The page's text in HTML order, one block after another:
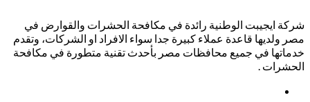
شركة ايجيبت الوطنية رائدة في مكافحة الحشرات والقوارض في
مصر ولديها قاعدة عملاء كبيرة جدا سواء الافراد او الشركات، وتقدم
خدماتها في جميع محافظات مصر بأحدث تقنية متطورة في مكافحة
الحشرات .